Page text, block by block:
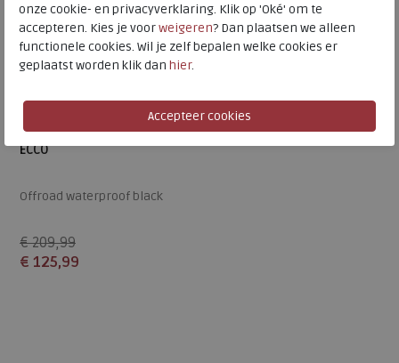
ECCO
Offroad waterproof black
€ 209,99
€ 125,99
onze cookie- en privacyverklaring. Klik op 'Oké' om te
accepteren. Kies je voorweigeren? Dan plaatsen we alleen
functionele cookies. Wil je zelf bepalen welke cookies er
geplaatst worden klik dan hier.